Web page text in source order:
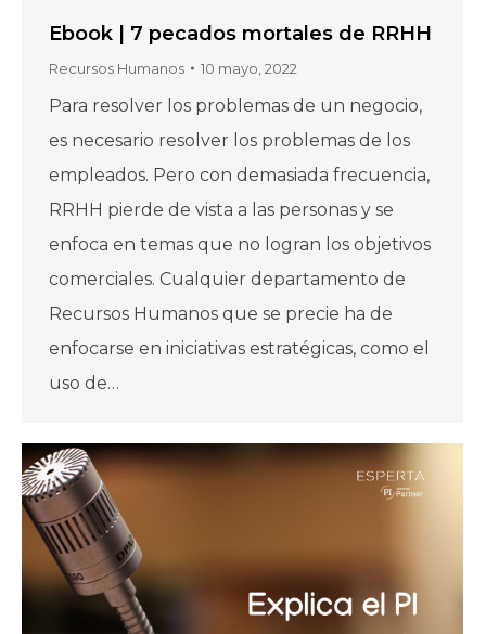
Ebook | 7 pecados mortales de RRHH
Recursos Humanos 10 mayo, 2022
Para resolver los problemas de un negocio,
es necesario resolver los problemas de los
empleados. Pero con demasiada frecuencia,
RRHH pierde de vista a las personas y se
enfoca en temas que no logran los objetivos
comerciales. Cualquier departamento de
Recursos Humanos que se precie ha de
enfocarse en iniciativas estratégicas, como el
uso de…